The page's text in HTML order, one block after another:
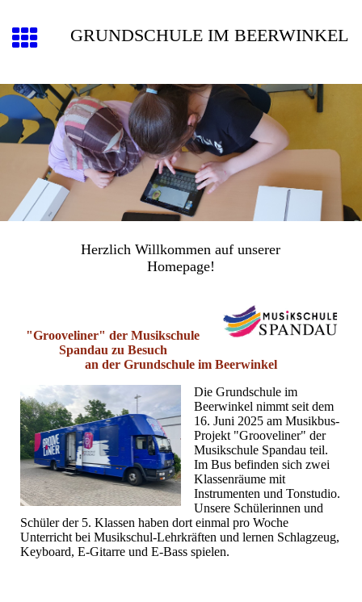
GRUNDSCHULE IM BEERWINKEL
Herzlich Willkommen auf unserer
Homepage!
"Grooveliner" der Musikschule
Spandau zu Besuch
an der Grundschule im Beerwinkel
Die Grundschule im
Beerwinkel nimmt seit dem
16. Juni 2025 am Musikbus-
Projekt "Grooveliner" der
Musikschule Spandau teil.
Im Bus befinden sich zwei
Klassenräume mit
Instrumenten und Tonstudio.
Unsere Schülerinnen und
Schüler der 5. Klassen haben dort einmal pro Woche
Unterricht bei Musikschul-Lehrkräften und lernen Schlagzeug,
Keyboard, E-Gitarre und E-Bass spielen.